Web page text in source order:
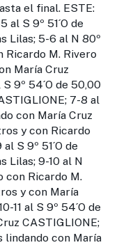
el final. ESTE:
S 9º 51´O de
Lilas; 5-6 al N 80º
Ricardo M. Rivero
María Cruz
9º 54´O de 50,00
7-8 al
con María Cruz
y con Ricardo
S 9º 51´O de
Lilas; 9-10 al N
con Ricardo M.
y con María
11 al S 9º 54´O de
CASTIGLIONE;
lindando con María